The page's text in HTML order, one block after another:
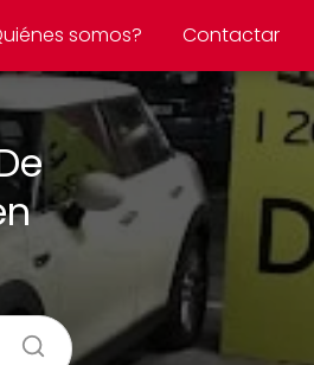
somos? Contactar